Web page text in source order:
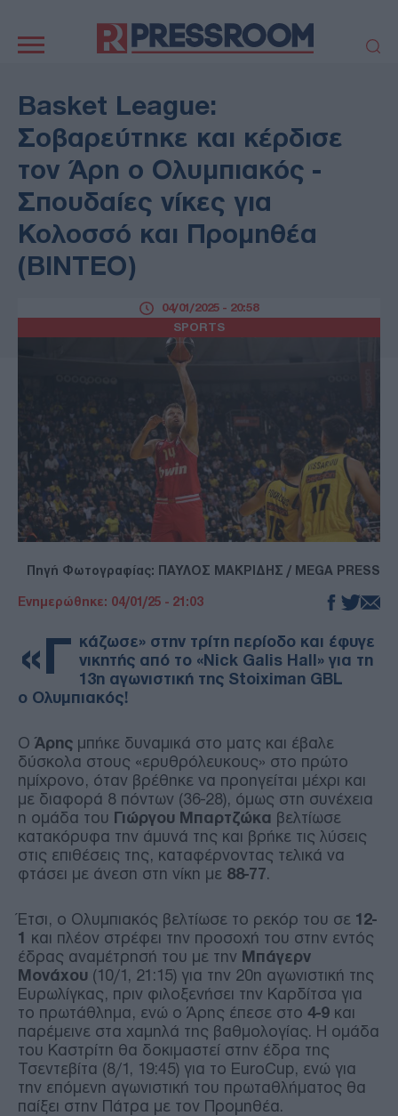
πλοήγηση
ΠΟΛΙΤΙΚΗ
ΕΚΚΛΗΣΙΑ
ΑΜΥΝΑ
ΔΙΕΘΝΗ
ΚΥΠΡΟΣ
MEDIA
LIFESTYLE
SPORTS
ΑΥΤΟΔΙΟΙΚΗΣΗ
AUTO - MOTO
ΥΓΕΙΑ
ΖΩΔΙΑ
ΑΡΘΡΟΓΡΑΦΙΑ
Basket League:
Σοβαρεύτηκε και κέρδισε
τον Άρη ο Ολυμπιακός -
Σπουδαίες νίκες για
Κολοσσό και Προμηθέα
(ΒΙΝΤΕΟ)
SPORTS
04/01/2025 - 20:58
Πηγή Φωτογραφίας: ΠΑΥΛΟΣ ΜΑΚΡΙΔΗΣ / MEGA PRESS
Ενημερώθηκε: 04/01/25 - 21:03
«Γ κάζωσε» στην τρίτη περίοδο και έφυγε
νικητής από το «Nick Galis Hall» για τη
13η αγωνιστική της Stoiximan GBL
ο Ολυμπιακός!
ΟΆρης μπήκε δυναμικά στο ματς και έβαλε
δύσκολα στους «ερυθρόλευκους» στο πρώτο
ημίχρονο, όταν βρέθηκε να προηγείται μέχρι και
με διαφορά 8 πόντων (36-28), όμως στη συνέχεια
η ομάδα του Γιώργου Μπαρτζώκα βελτίωσε
κατακόρυφα την άμυνά της και βρήκε τις λύσεις
στις επιθέσεις της, καταφέρνοντας τελικά να
φτάσει με άνεση στη νίκη με 88-77.
Έτσι, ο Ολυμπιακός βελτίωσε το ρεκόρ του σε 12-
1 και πλέον στρέφει την προσοχή του στην εντός
έδρας αναμέτρησή του με την Μπάγερν
Μονάχου (10/1, 21:15) για την 20η αγωνιστική της
Ευρωλίγκας, πριν φιλοξενήσει την Καρδίτσα για
το πρωτάθλημα, ενώ ο Άρης έπεσε στο 4-9 και
παρέμεινε στα χαμηλά της βαθμολογίας. Η ομάδα
του Καστρίτη θα δοκιμαστεί στην έδρα της
Τσεντεβίτα (8/1, 19:45) για το EuroCup, ενώ για
την επόμενη αγωνιστική του πρωταθλήματος θα
παίξει στην Πάτρα με τον Προμηθέα.